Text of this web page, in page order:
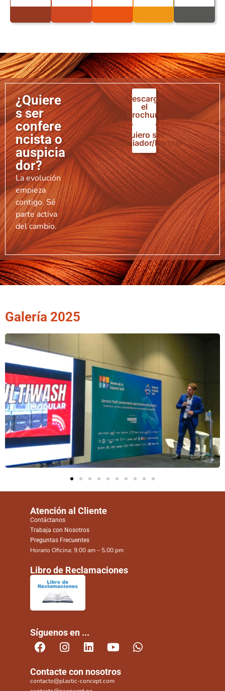
¿Quiere
s ser
confere
ncista o
auspicia
dor?
La evolución
empieza
contigo. Sé
parte activa
del cambio.
Descarga
el
Brochure
Quiero ser
Auspiciador/Partner
Galería 2025
Atención al Cliente
Contáctanos
Trabaja con Nosotros
Preguntas Frecuentes
Horario Oficina: 9.00 am – 5.00 pm
Libro de Reclamaciones
Síguenos en ...
Contacte con nosotros
contacto@plastic-concept.com